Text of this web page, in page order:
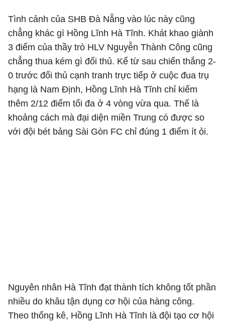
Tình cảnh của SHB Đà Nẵng vào lúc này cũng
chẳng khác gì Hồng Lĩnh Hà Tĩnh. Khát khao giành
3 điểm của thầy trò HLV Nguyễn Thành Công cũng
chẳng thua kém gì đối thủ. Kể từ sau chiến thắng 2-
0 trước đối thủ cạnh tranh trực tiếp ở cuộc đua trụ
hạng là Nam Định, Hồng Lĩnh Hà Tĩnh chỉ kiếm
thêm 2/12 điểm tối đa ở 4 vòng vừa qua. Thế là
khoảng cách mà đại diện miền Trung có được so
với đội bét bảng Sài Gòn FC chỉ đúng 1 điểm ít ỏi.
Nguyên nhân Hà Tĩnh đạt thành tích không tốt phần
nhiều do khâu tận dụng cơ hội của hàng công.
Theo thống kê, Hồng Lĩnh Hà Tĩnh là đội tạo cơ hội